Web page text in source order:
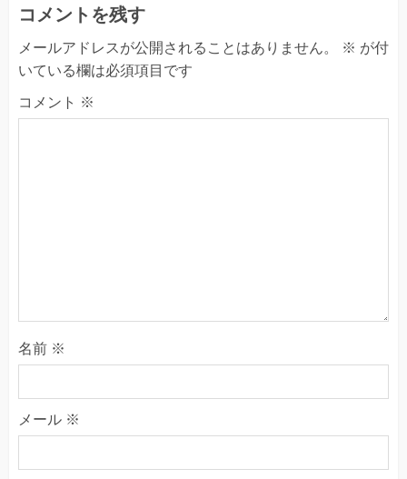
コメントを残す
メールアドレスが公開されることはありません。 ※ が付
いている欄は必須項目です
コメント ※
名前 ※
メール ※